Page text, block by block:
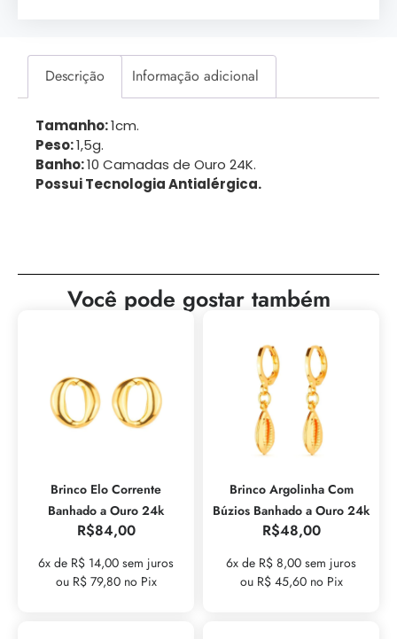
Descrição Informação adicional
Tamanho:1cm.
Peso:1,5g.
Banho:10 Camadas de Ouro 24K.
Possui Tecnologia Antialérgica.
Você pode gostar também
Brinco Elo Corrente
Banhado a Ouro 24k
R$84,00
6x de R$ 14,00 sem juros
ou R$ 79,80 no Pix
Brinco Argolinha Com
Búzios Banhado a Ouro 24k
R$48,00
6x de R$ 8,00 sem juros
ou R$ 45,60 no Pix